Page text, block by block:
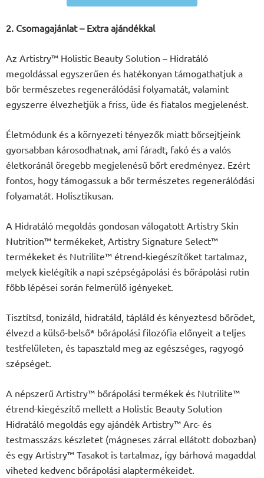
2. Csomagajánlat – Extra ajándékkal
Az Artistry™ Holistic Beauty Solution – Hidratáló
megoldással egyszerűen és hatékonyan támogathatjuk a
bőr természetes regenerálódási folyamatát, valamint
egyszerre élvezhetjük a friss, üde és fiatalos megjelenést.
Életmódunk és a környezeti tényezők miatt bőrsejtjeink
gyorsabban károsodhatnak, ami fáradt, fakó és a valós
életkoránál öregebb megjelenésű bőrt eredményez. Ezért
fontos, hogy támogassuk a bőr természetes regenerálódási
folyamatát. Holisztikusan.
A Hidratáló megoldás gondosan válogatott Artistry Skin
Nutrition™ termékeket, Artistry Signature Select™
termékeket és Nutrilite™ étrend-kiegészítőket tartalmaz,
melyek kielégítik a napi szépségápolási és bőrápolási rutin
főbb lépései során felmerülő igényeket.
Tisztítsd, tonizáld, hidratáld, tápláld és kényeztesd bőrödet,
élvezd a külső-belső* bőrápolási filozófia előnyeit a teljes
testfelületen, és tapasztald meg az egészséges, ragyogó
szépséget.
A népszerű Artistry™ bőrápolási termékek és Nutrilite™
étrend-kiegészítő mellett a Holistic Beauty Solution
Hidratáló megoldás egy ajándék Artistry™ Arc- és
testmasszázs készletet (mágneses zárral ellátott dobozban)
és egy Artistry™ Tasakot is tartalmaz, így bárhová magaddal
viheted kedvenc bőrápolási alaptermékeidet.